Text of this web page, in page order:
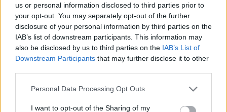
us or personal information disclosed to third parties prior to
your opt-out. You may separately opt-out of the further
disclosure of your personal information by third parties on the
IAB’s list of downstream participants. This information may
also be disclosed by us to third parties on the IAB’s List of
Downstream Participants that may further disclose it to other
Please note that this website/app uses one or more Google
not limited to your visit or usage behaviour. You may click to
Personal Data Processing Opt Outs
I want to opt-out of the Sharing of my
– Jeg er i godt humør når jeg driver med ting som
omhandler langrenn.
På et vis er det nesten tilfeldig at han ble skiløper.
var vel egentlig med fordi noen av kompisene
ønsket at jeg skulle komme på skitrening. Etter det